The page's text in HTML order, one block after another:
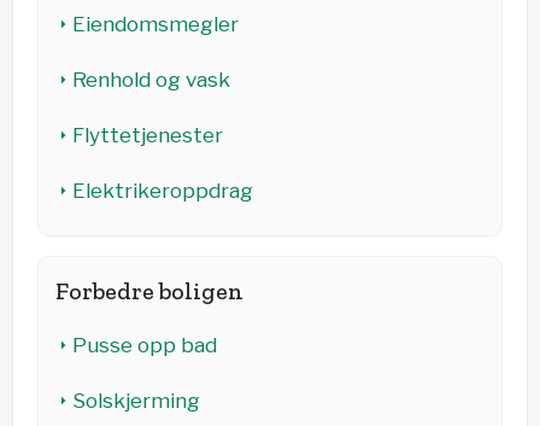
Eiendomsmegler
Renhold og vask
Flyttetjenester
Elektrikeroppdrag
Forbedre boligen
Pusse opp bad
Solskjerming